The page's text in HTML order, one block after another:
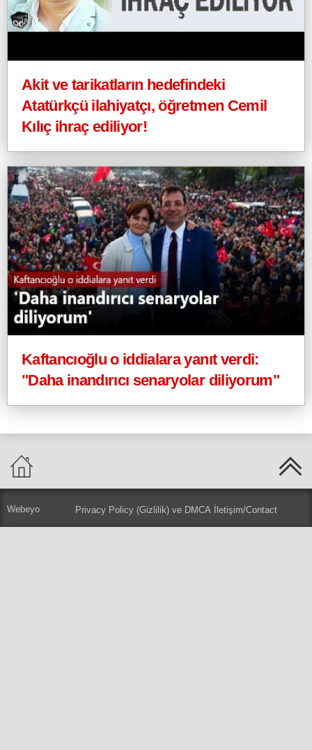
Akit ve tarikatların hedefindeki
Atatürkçü ilahiyatçı, öğretmen Cemil
Kılıç ihraç ediliyor!
Kaftancıoğlu o iddialara yanıt verdi:
"Daha inandırıcı senaryolar diliyorum"
Webeyo Privacy Policy (Gizlilik) ve DMCA İletişim/Contact